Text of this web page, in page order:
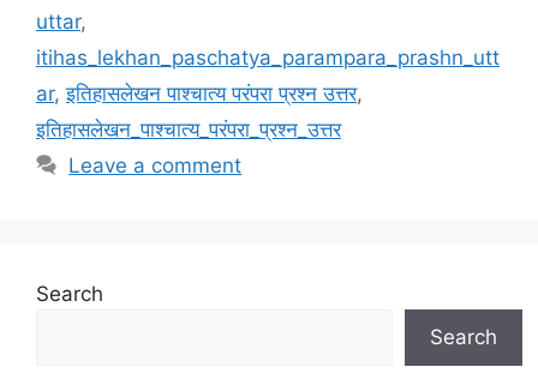
uttar,
itihas_lekhan_paschatya_parampara_prashn_utt
ar,इतिहासलेखन पाश्चात्य परंपरा प्रश्न उत्तर,
इतिहासलेखन_पाश्चात्य_परंपरा_प्रश्न_उत्तर
Leave a comment
Search
Search